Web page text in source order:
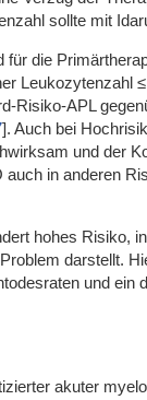
sollte mit
die
Risiko-APL
]. Auch bei
und der
in anderen
hohes Risiko,
darstellt.
und
akuter